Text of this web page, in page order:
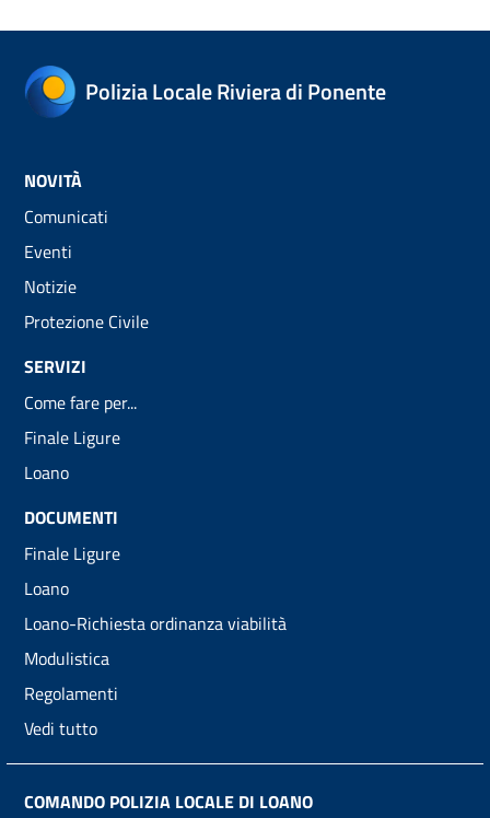
Polizia Locale Riviera di Ponente
NOVITÀ
Comunicati
Eventi
Notizie
Protezione Civile
SERVIZI
Come fare per...
Finale Ligure
Loano
DOCUMENTI
Finale Ligure
Loano
Loano-Richiesta ordinanza viabilità
Modulistica
Regolamenti
Vedi tutto
COMANDO POLIZIA LOCALE DI LOANO